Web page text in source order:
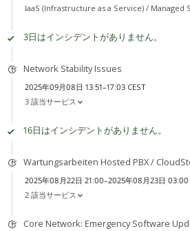
IaaS (Infrastructure as a Service) / Managed
3日はインシデントがありません。
Network Stability Issues
2025年09月08日 13:51–17:03 CEST
3 該当サービス
16日はインシデントがありません。
Wartungsarbeiten Hosted PBX /
2025年08月22日 21:00–2025年08月23日 03:00
2 該当サービス
Core Network: Emergency Software Update from